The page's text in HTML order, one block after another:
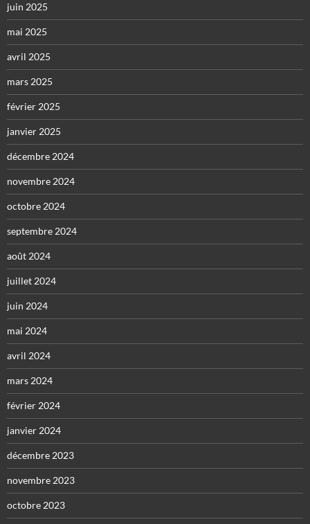
juin 2025
mai 2025
avril 2025
mars 2025
février 2025
janvier 2025
décembre 2024
novembre 2024
octobre 2024
septembre 2024
août 2024
juillet 2024
juin 2024
mai 2024
avril 2024
mars 2024
février 2024
janvier 2024
décembre 2023
novembre 2023
octobre 2023